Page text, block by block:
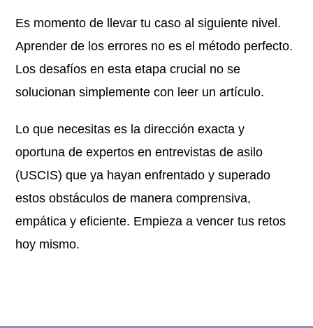
Es momento de llevar tu caso al siguiente nivel.
Aprender de los errores no es el método perfecto.
Los desafíos en esta etapa crucial no se
solucionan simplemente con leer un artículo.
Lo que necesitas es la dirección exacta y
oportuna de expertos en entrevistas de asilo
(USCIS) que ya hayan enfrentado y superado
estos obstáculos de manera comprensiva,
empática y eficiente. Empieza a vencer tus retos
hoy mismo.